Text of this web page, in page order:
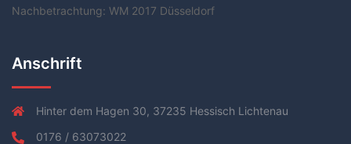
Nachbetrachtung: WM 2017 Düsseldorf
Anschrift
Hinter dem Hagen 30, 37235 Hessisch Lichtenau
0176 / 63073022